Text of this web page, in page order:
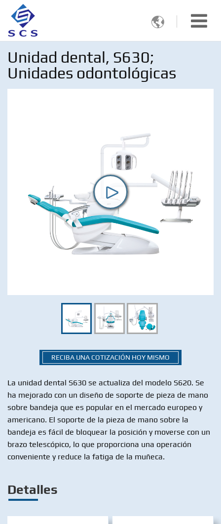

Unidad dental, S630;
Unidades odontológicas
RECIBA UNA COTIZACIÓN HOY MISMO
La unidad dental S630 se actualiza del modelo S620. Se
ha mejorado con un diseño de soporte de pieza de mano
sobre bandeja que es popular en el mercado europeo y
americano. El soporte de la pieza de mano sobre la
bandeja es fácil de bloquear la posición y moverse con un
brazo telescópico, lo que proporciona una operación
conveniente y reduce la fatiga de la muñeca.
Detalles